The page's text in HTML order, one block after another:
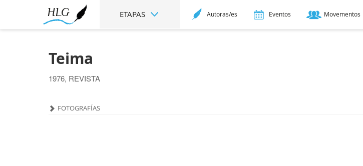
ETAPAS Autoras/es Eventos Movementos
Teima
1976, REVISTA
FOTOGRAFÍAS